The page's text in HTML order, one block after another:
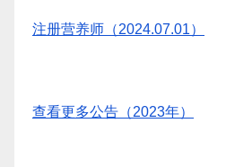
注册营养师（2024.07.01）
查看更多公告（2023年）